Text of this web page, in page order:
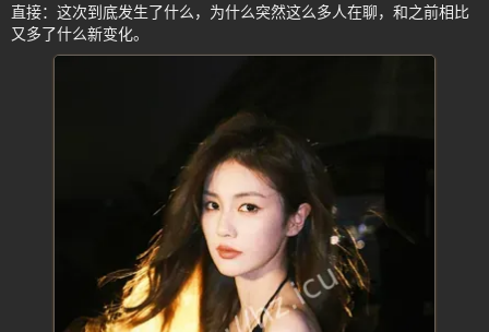
直接：这次到底发生了什么，为什么突然这么多人在聊，和之前相比
又多了什么新变化。